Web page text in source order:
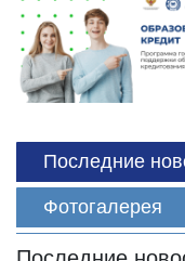
Последние
Фотогалерея